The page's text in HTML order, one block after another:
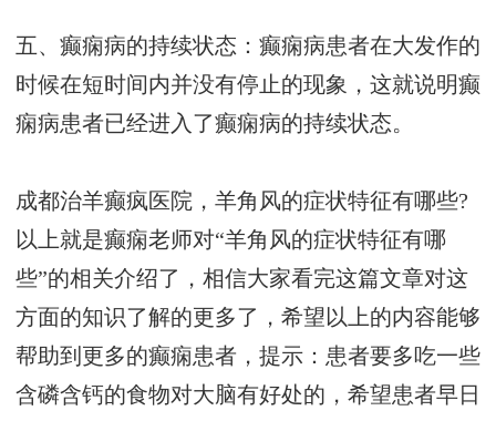
五、癫痫病的持续状态：癫痫病患者在大发作的
时候在短时间内并没有停止的现象，这就说明癫
痫病患者已经进入了癫痫病的持续状态。
成都治羊癫疯医院，羊角风的症状特征有哪些?
以上就是癫痫老师对“羊角风的症状特征有哪
些”的相关介绍了，相信大家看完这篇文章对这
方面的知识了解的更多了，希望以上的内容能够
帮助到更多的癫痫患者，提示：患者要多吃一些
含磷含钙的食物对大脑有好处的，希望患者早日